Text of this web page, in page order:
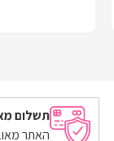
הוספה לסל
תשלום
האתר